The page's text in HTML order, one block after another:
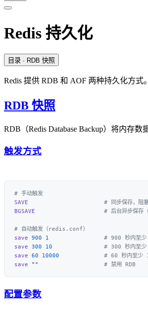
Redis 持久化
目录 · RDB 快照
Redis 提供 RDB 和 AOF 两种持久化方式。
RDB 快照
RDB（Redis Database Backup）将内存数
触发方式
SAVE
BGSAVE
save 900 1
save 300 10
save 60 10000
save ""
配置参数